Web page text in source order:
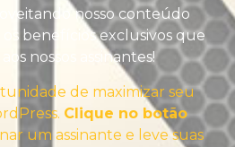
nosso conteúdo
benefícios exclusivos que
nossos assinantes!
de maximizar seu
Clique no botão
um assinante e leve suas